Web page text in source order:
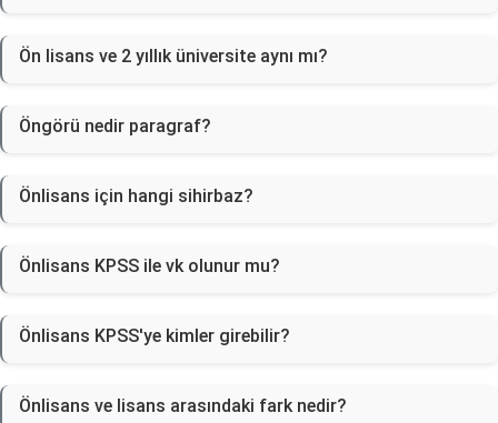
Ön lisans ve 2 yıllık üniversite aynı mı?
Öngörü nedir paragraf?
Önlisans için hangi sihirbaz?
Önlisans KPSS ile vk olunur mu?
Önlisans KPSS'ye kimler girebilir?
Önlisans ve lisans arasındaki fark nedir?